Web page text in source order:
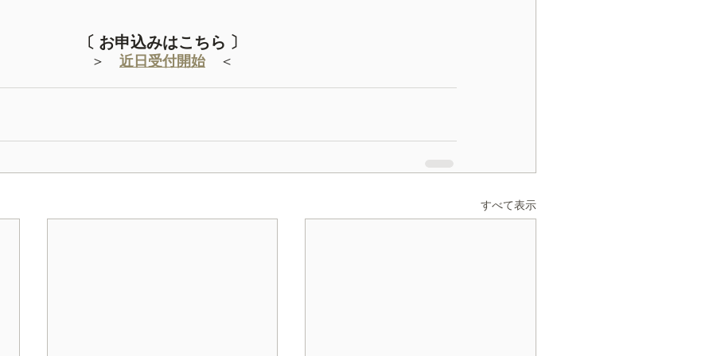
〔 お申込みはこちら 〕
＞ 近日受付開始 ＜
すべて表示